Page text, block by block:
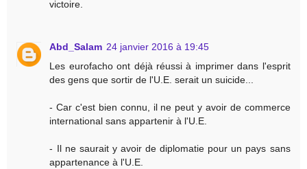
victoire.
Abd_Salam 24 janvier 2016 à 19:45
Les eurofacho ont déjà réussi à imprimer dans l'esprit
des gens que sortir de l'U.E. serait un suicide...
- Car c'est bien connu, il ne peut y avoir de commerce
international sans appartenir à l'U.E.
- Il ne saurait y avoir de diplomatie pour un pays sans
appartenance à l'U.E.